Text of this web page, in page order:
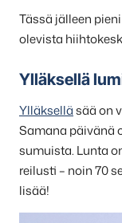
Tässä jälleen
olevista
Ylläksellä
Ylläkselläsää on
Samana päivänä
sumuista. Lunta
reilusti – noin 70
lisää!